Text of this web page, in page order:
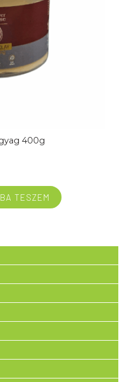
400g
TESZEM